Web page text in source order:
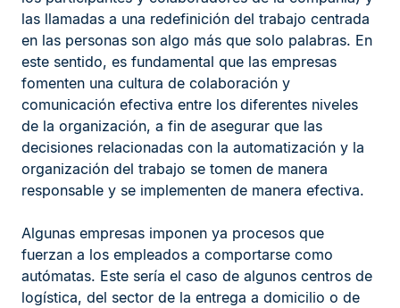
las llamadas a una redefinición del trabajo centrada
en las personas son algo más que solo palabras. En
este sentido, es fundamental que las empresas
fomenten una cultura de colaboración y
comunicación efectiva entre los diferentes niveles
de la organización, a fin de asegurar que las
decisiones relacionadas con la automatización y la
organización del trabajo se tomen de manera
responsable y se implementen de manera efectiva.
Algunas empresas imponen ya procesos que
fuerzan a los empleados a comportarse como
autómatas. Este sería el caso de algunos centros de
logística, del sector de la entrega a domicilio o de